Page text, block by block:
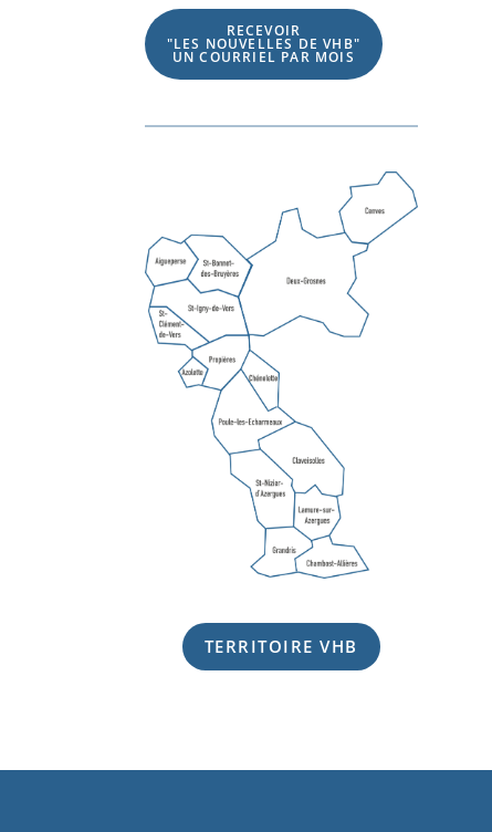
RECEVOIR
"LES NOUVELLES DE VHB"
UN COURRIEL PAR MOIS
TERRITOIRE VHB